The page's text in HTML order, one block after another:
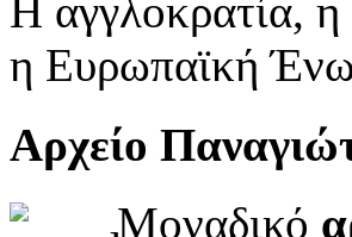
Η αγγλοκρατία,
η Ευρωπαϊκή
Αρχείο
Μοναδικό